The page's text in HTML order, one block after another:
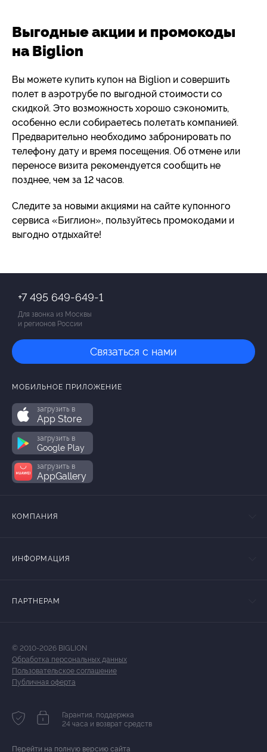
Выгодные акции и промокоды
на Biglion
Вы можете купить купон на Biglion и совершить
полет в аэротрубе по выгодной стоимости со
скидкой. Это возможность хорошо сэкономить,
особенно если собираетесь полетать компанией.
Предварительно необходимо забронировать по
телефону дату и время посещения. Об отмене или
переносе визита рекомендуется сообщить не
позднее, чем за 12 часов.
Следите за новыми акциями на сайте купонного
сервиса «Биглион», пользуйтесь промокодами и
выгодно отдыхайте!
+7 495 649-649-1
Для звонка из Москвы
и регионов России
Связаться с нами
МОБИЛЬНОЕ ПРИЛОЖЕНИЕ
загрузить в
App Store
загрузить в
Google Play
загрузить в
AppGallery
КОМПАНИЯ
ИНФОРМАЦИЯ
ПАРТНЕРАМ
© 2010-2026 BIGLION
Обработка персональных данных
Пользовательское соглашение
Публичная оферта
Гарантия, поддержка
24 часа и возврат средств
Перейти на полную версию сайта